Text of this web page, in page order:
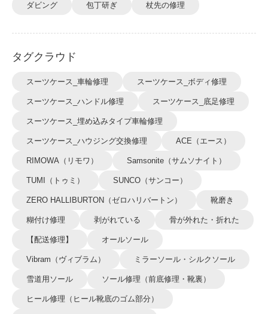
ダビング 包丁研ぎ 杖先の修理
タグクラウド
スーツケース_車輪修理 スーツケース_ボディ修理
スーツケース_ハンドル修理 スーツケース_底足修理
スーツケース_埋め込みタイプ車輪修理
スーツケース_ハウジング交換修理 ACE（エース）
RIMOWA（リモワ） Samsonite（サムソナイト）
TUMI（トゥミ） SUNCO（サンコー）
ZERO HALLIBURTON（ゼロハリバートン） 靴磨き
糊付け修理 剥がれている 骨が外れた・折れた
【配送修理】 オールソール
Vibram（ヴィブラム） ミラーソール・シルクソール
雪道用ソール ソール修理（前底修理・靴裏）
ヒール修理（ヒール靴底のゴム部分）